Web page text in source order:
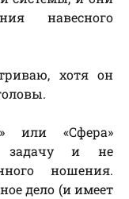
навесного
хотя он
или «Сфера»
задачу и не
ношения.
дело (и имеет